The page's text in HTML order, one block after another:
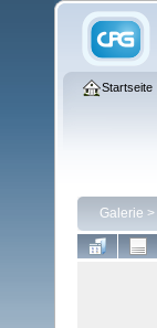
Startseite
Galerie >